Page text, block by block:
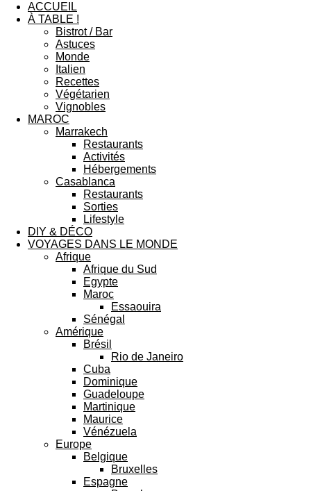
ACCUEIL
À TABLE !
Bistrot / Bar
Astuces
Monde
Italien
Recettes
Végétarien
Vignobles
MAROC
Marrakech
Restaurants
Activités
Hébergements
Casablanca
Restaurants
Sorties
Lifestyle
DIY & DÉCO
VOYAGES DANS LE MONDE
Afrique
Afrique du Sud
Egypte
Maroc
Essaouira
Sénégal
Amérique
Brésil
Rio de Janeiro
Cuba
Dominique
Guadeloupe
Martinique
Maurice
Vénézuela
Europe
Belgique
Bruxelles
Espagne